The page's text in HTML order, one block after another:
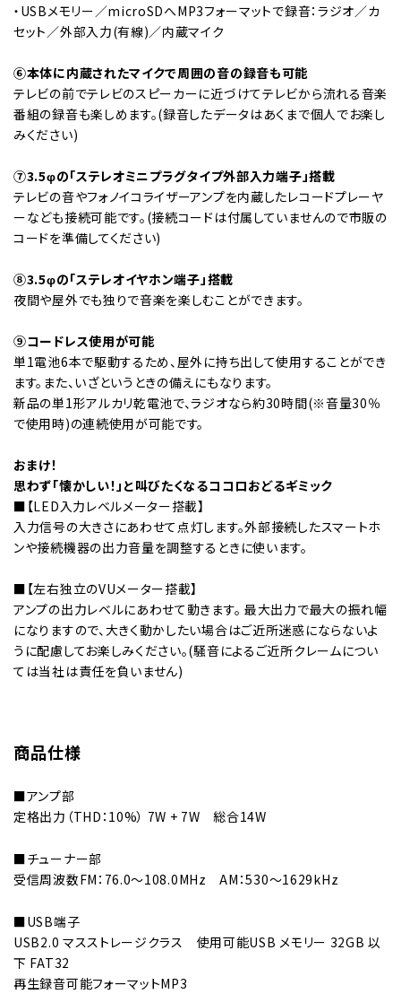
・USBメモリー／microSDへMP3フォーマットで録音：ラジオ／カ
セット／外部入力(有線)／内蔵マイク
⑥本体に内蔵されたマイクで周囲の音の録音も可能
テレビの前でテレビのスピーカーに近づけてテレビから流れる音楽
番組の録音も楽しめます。(録音したデータはあくまで個人でお楽し
みください)
⑦3.5φの「ステレオミニプラグタイプ外部入力端子」搭載
テレビの音やフォノイコライザーアンプを内蔵したレコードプレーヤ
ーなども接続可能です。(接続コードは付属していませんので市販の
コードを準備してください)
⑧3.5φの「ステレオイヤホン端子」搭載
夜間や屋外でも独りで音楽を楽しむことができます。
⑨コードレス使用が可能
単1電池6本で駆動するため、屋外に持ち出して使用することができ
ます。また、いざというときの備えにもなります。
新品の単1形アルカリ乾電池で、ラジオなら約30時間(※音量30％
で使用時)の連続使用が可能です。
おまけ！
思わず「懐かしい！」と叫びたくなるココロおどるギミック
■【LED入力レベルメーター搭載】
入力信号の大きさにあわせて点灯します。外部接続したスマートホ
ンや接続機器の出力音量を調整するときに使います。
■【左右独立のVUメーター搭載】
アンプの出力レベルにあわせて動きます。 最大出力で最大の振れ幅
になりますので、大きく動かしたい場合はご近所迷惑にならないよ
うに配慮してお楽しみください。(騒音によるご近所クレームについ
ては当社は責任を負いません)
商品仕様
■アンプ部
定格出力（THD：10%） 7W + 7W 総合14W
■チューナー部
受信周波数FM：76.0～108.0MHz AM：530～1629kHz
■USB端子
USB2.0 マスストレージクラス 使用可能USB メモリー 32GB 以
下 FAT32
再生録音可能フォーマットMP3